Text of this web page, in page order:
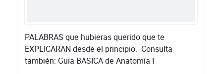
PALABRAS que hubieras querido que te
EXPLICARAN desde el principio. Consulta
también: Guía BASICA de Anatomía I